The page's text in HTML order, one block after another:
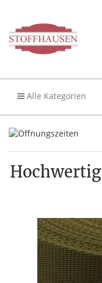
Alle Kategorien